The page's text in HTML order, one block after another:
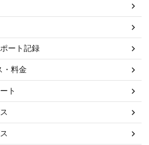
ート記録
・料金
ト